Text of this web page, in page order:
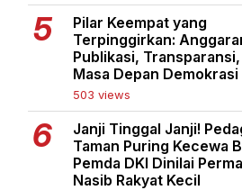
Pilar Keempat yang
Terpinggirkan:
Publikasi,
Masa Depan Demokrasi
503 views
Janji Tinggal Janji!
Taman Puring Kecewa
Pemda DKI Dinilai
Nasib Rakyat Kecil